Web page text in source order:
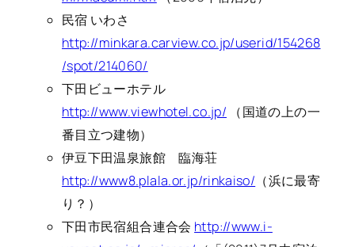
民宿 いわさ
http://minkara.carview.co.jp/userid/154268
/spot/214060/
下田ビューホテル
http://www.viewhotel.co.jp/ （国道の上の一
番目立つ建物）
伊豆下田温泉旅館 臨海荘
http://www8.plala.or.jp/rinkaiso/ （浜に最寄
り？）
下田市民宿組合連合会 http://www.i-